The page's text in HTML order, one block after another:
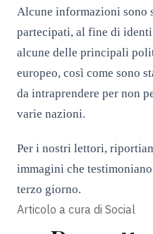
Alcune informazioni sono
partecipati, al fine di
alcune delle principali
europeo, così come sono
da intraprendere per non
varie nazioni.
Per i nostri lettori,
immagini che
terzo giorno.
Articolo a cura di Social